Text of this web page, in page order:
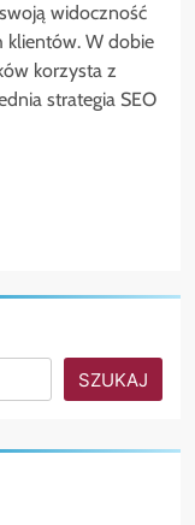
widoczność
klientów. W dobie
korzysta z
strategia SEO
SZUKAJ